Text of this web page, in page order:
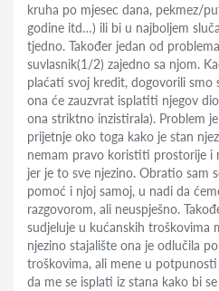
kruha po mjesec dana, pekmez/
godine itd…) ili bi u najboljem
tjedno. Također jedan od
suvlasnik(1/2) zajedno sa njom.
plaćati svoj kredit, dogovorili smo
ona će zauzvrat isplatiti njegov
ona striktno inzistirala). Problem
prijetnje oko toga kako je stan
nemam pravo koristiti prostorije i
jer je to sve njezino. Obratio sam
pomoć i njoj samoj, u nadi da
razgovorom, ali neuspješno.
sudjeluje u kućanskih troškovima
njezino stajalište ona je odlučila
troškovima, ali mene u
da me se isplati iz stana kako bi